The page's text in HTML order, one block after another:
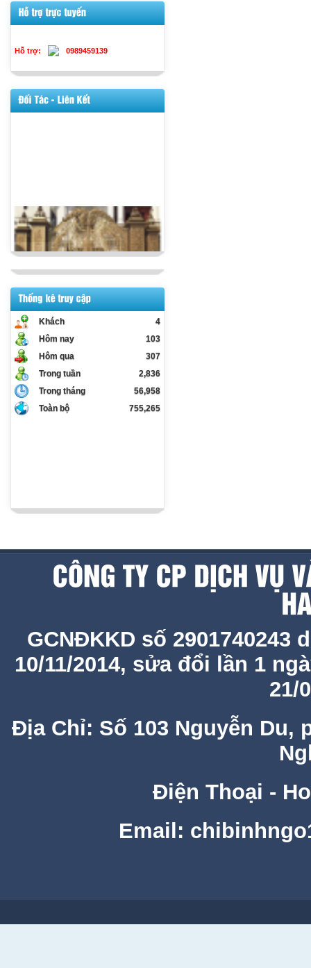
Hỗ trợ: 0989459139
Khách
4
Hôm nay
103
Hôm qua
307
Trong tuần
2,836
Trong tháng
56,958
Toàn bộ
755,265
GCNĐKKD số 2901740243
10/11/2014, sửa đổi lần 1
21/
Địa Chỉ: Số 103 Nguyễn Du,
Điện Thoại -
Email: